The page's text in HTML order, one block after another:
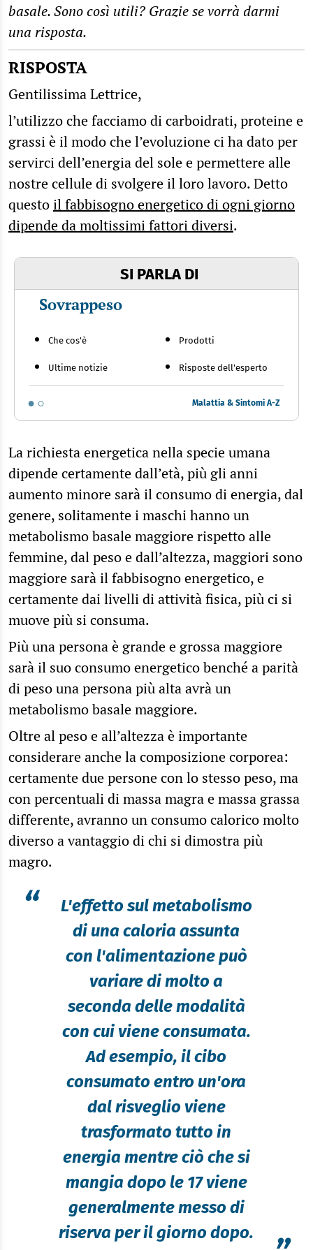
basale. Sono così utili? Grazie se vorrà darmi
una risposta.
RISPOSTA
Gentilissima Lettrice,
l’utilizzo che facciamo di carboidrati, proteine e
grassi è il modo che l’evoluzione ci ha dato per
servirci dell’energia del sole e permettere alle
nostre cellule di svolgere il loro lavoro. Detto
questoil fabbisogno energetico di ogni giorno
dipende da moltissimi fattori diversi.
SI PARLA DI
Sovrappeso
Che cos'è
Ultime notizie
Prodotti
Risposte dell'esperto
Malattia & Sintomi A-Z
La richiesta energetica nella specie umana
dipende certamente dall’età, più gli anni
aumento minore sarà il consumo di energia, dal
genere, solitamente i maschi hanno un
metabolismo basale maggiore rispetto alle
femmine, dal peso e dall’altezza, maggiori sono
maggiore sarà il fabbisogno energetico, e
certamente dai livelli di attività fisica, più ci si
muove più si consuma.
Più una persona è grande e grossa maggiore
sarà il suo consumo energetico benché a parità
di peso una persona più alta avrà un
metabolismo basale maggiore.
Oltre al peso e all’altezza è importante
considerare anche la composizione corporea:
certamente due persone con lo stesso peso, ma
con percentuali di massa magra e massa grassa
differente, avranno un consumo calorico molto
diverso a vantaggio di chi si dimostra più
magro.
“
L'effetto sul metabolismo
di una caloria assunta
con l'alimentazione può
variare di molto a
seconda delle modalità
con cui viene consumata.
Ad esempio, il cibo
consumato entro un'ora
dal risveglio viene
trasformato tutto in
energia mentre ciò che si
mangia dopo le 17 viene
generalmente messo di
riserva per il giorno dopo.